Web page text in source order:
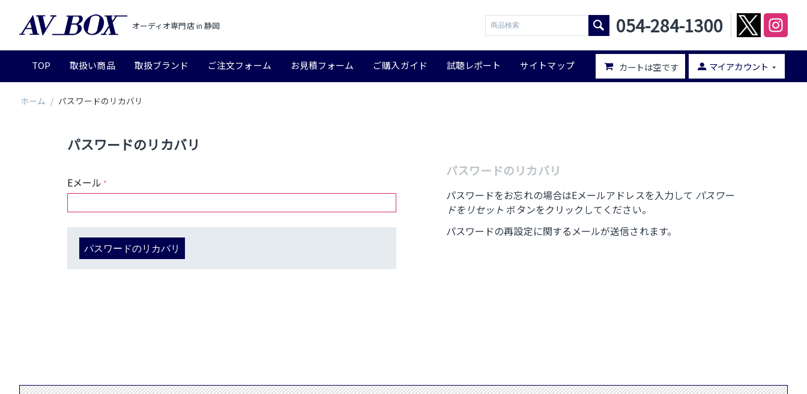
オーディオ専門店 in 静岡 054-284-1300
TOP 取扱い商品 取扱ブランド ご注文フォーム お見積フォーム ご購入ガイド 試聴レポート サイトマップ カートは空です マイアカウント
ホーム / パスワードのリカバリ
パスワードのリカバリ
Eメール
パスワードのリカバリ
パスワードのリカバリ
パスワードをお忘れの場合はEメールアドレスを入力して パスワー
ドをリセット ボタンをクリックしてください。
パスワードの再設定に関するメールが送信されます。